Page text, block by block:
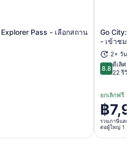
Pass - เลือกสถาน
เปิดในแท็บใหม่
Go City: บั
- เข้าชมสถ
2+ วัน
8.88.8 จาก 10
ดีเลิศ
22 รีวิวจ
ยกเลิกฟรี
ราคา
อยู่
฿
รวมภาษีและค่าธ
ต่อผู้ใหญ่ 1 คน